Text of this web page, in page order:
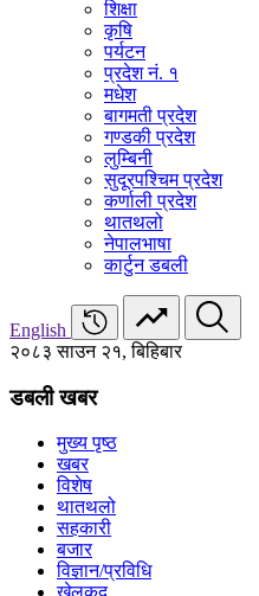
शिक्षा
कृषि
पर्यटन
प्रदेश नं. १
मधेश
बागमती प्रदेश
गण्डकी प्रदेश
लुम्बिनी
सुदूरपश्चिम प्रदेश
कर्णाली प्रदेश
थातथलो
नेपालभाषा
कार्टुन डबली
English
२०८३ साउन २१, बिहिबार
डबली खबर
मुख्य पृष्ठ
खबर
विशेष
थातथलो
सहकारी
बजार
विज्ञान/प्रविधि